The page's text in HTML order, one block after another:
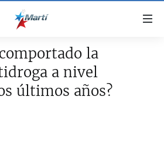
la
a nivel
últimos años?